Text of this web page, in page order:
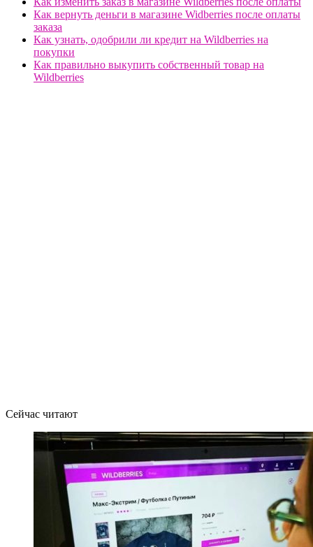
Как вернуть деньги в магазине Widberries после оплаты
заказа
Как узнать, одобрили ли кредит на Wildberries на
покупки
Как правильно выкупить собственный товар на
Wildberries
Сейчас читают